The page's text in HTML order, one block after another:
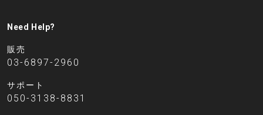
Need Help?
販売
03-6897-2960
サポート
050-3138-8831